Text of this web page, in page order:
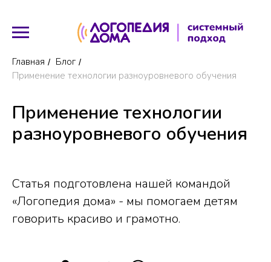
Главная / Блог /
Применение технологии разноуровневого обучения
Применение технологии
разноуровневого обучения
Статья подготовлена нашей командой
«Логопедия дома» - мы помогаем детям
говорить красиво и грамотно.